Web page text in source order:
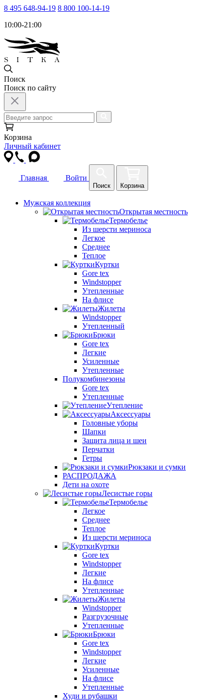
8 495 648-94-19 8 800 100-14-19
10:00-21:00
Поиск
Поиск по сайту
Корзина
Личный кабинет
Главная Войти
Поиск Корзина
Мужская коллекция
Открытая местность
Термобелье
Из шерсти мериноса
Легкое
Среднее
Теплое
Куртки
Gore tex
Windstopper
Утепленные
На флисе
Жилеты
Windstopper
Утепленный
Брюки
Gore tex
Легкие
Усиленные
Утепленные
Полукомбинезоны
Gore tex
Утепленные
Утепление
Аксессуары
Головные уборы
Шапки
Защита лица и шеи
Перчатки
Гетры
Рюкзаки и сумки
РАСПРОДАЖА
Дети на охоте
Лесистые горы
Термобелье
Легкое
Среднее
Теплое
Из шерсти мериноса
Куртки
Gore tex
Windstopper
Легкие
На флисе
Утепленные
Жилеты
Windstopper
Разгрузочные
Утепленные
Брюки
Gore tex
Windstopper
Легкие
Усиленные
На флисе
Утепленные
Худи и рубашки